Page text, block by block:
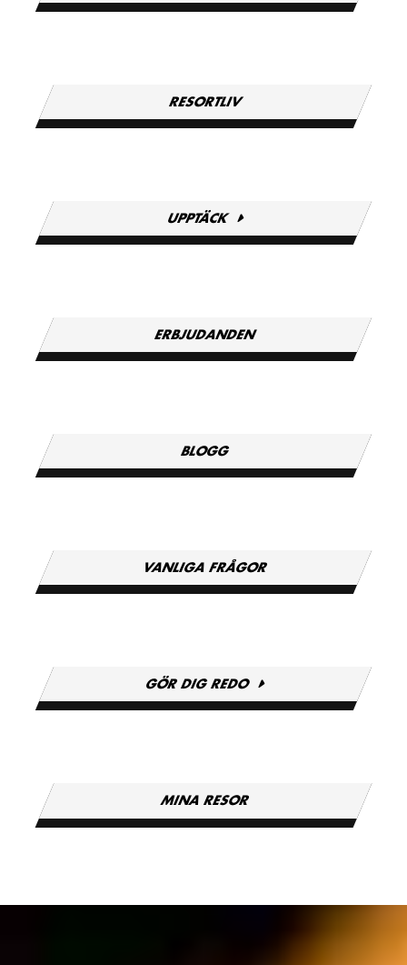
RESORTLIV
UPPTÄCK
ERBJUDANDEN
BLOGG
VANLIGA FRÅGOR
GÖR DIG REDO
MINA RESOR